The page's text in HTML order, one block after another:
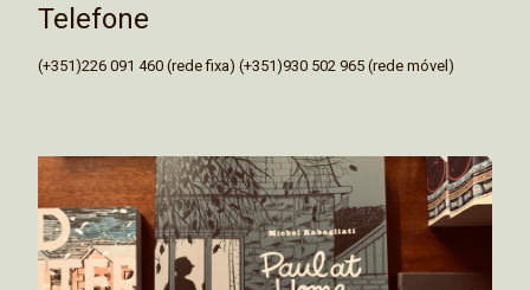
Telefone
(+351)226 091 460 (rede fixa) (+351)930 502 965 (rede móvel)